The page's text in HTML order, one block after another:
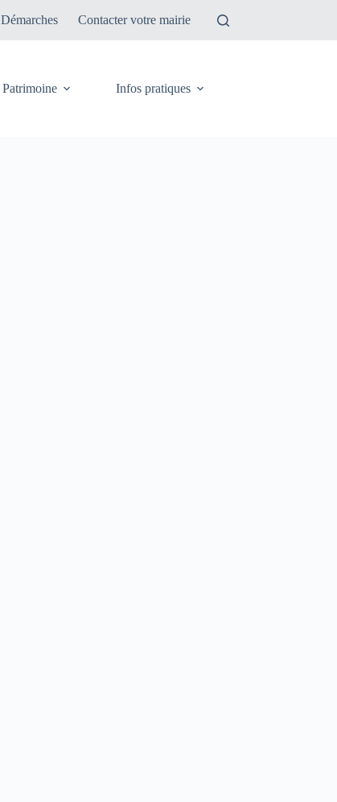
Démarches Contacter votre mairie
Patrimoine Infos pratiques